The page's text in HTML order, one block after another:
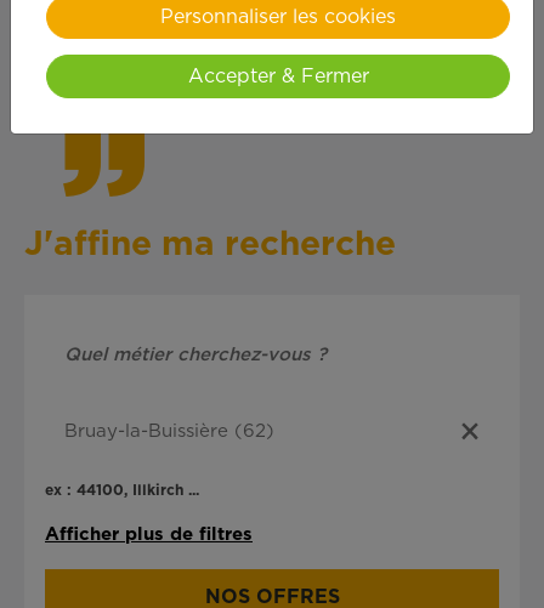
quand on y met du
cœur !
J'affine ma recherche
ex : 44100, Illkirch ...
Afficher plus de filtres
NOS OFFRES
Personnaliser les cookies
Accepter & Fermer